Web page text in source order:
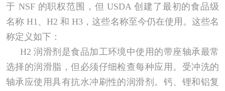
于 NSF 的职权范围，但 USDA 创建了最初的食品级
名称 H1、H2 和 H3，这些名称至今仍在使用。这些名
称定义如下：
H2 润滑剂是食品加工环境中使用的带座轴承最常
选择的润滑脂，但必须仔细检查每种应用。受冲洗的
轴承应使用具有抗水冲刷性的润滑剂。钙、锂和铝复